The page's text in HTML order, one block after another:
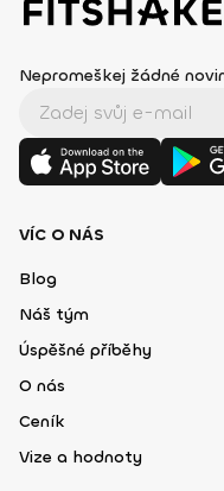
Nepromeškej žádné
VÍC O NÁS
Blog
Náš tým
Úspěšné příběhy
O nás
Ceník
Vize a hodnoty